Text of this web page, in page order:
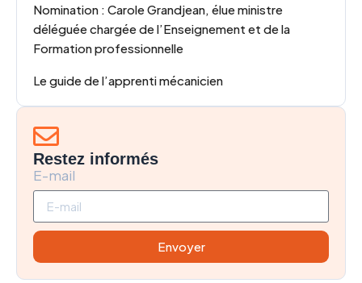
Nomination : Carole Grandjean, élue ministre
déléguée chargée de l’Enseignement et de la
Formation professionnelle
Le guide de l’apprenti mécanicien
Restez informés
E-mail
Envoyer